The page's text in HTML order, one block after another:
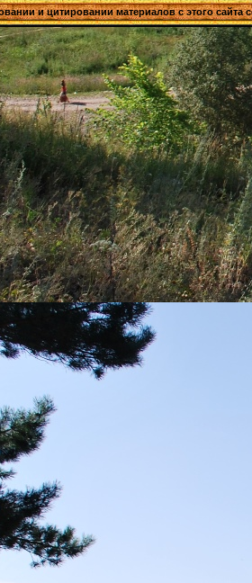
и цитировании материалов с этого сайта